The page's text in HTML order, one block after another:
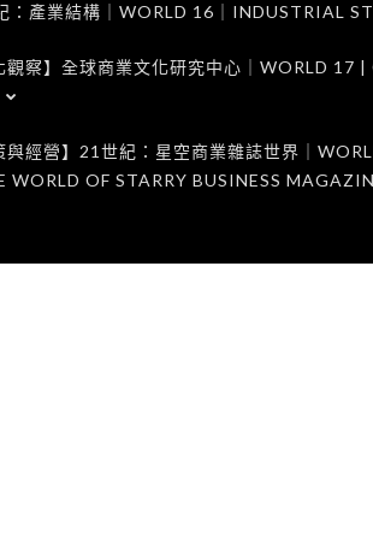
：產業結構｜WORLD 16｜INDUSTRIAL
觀察】全球商業文化研究中心｜WORLD 17
與經營】21世紀：星空商業雜誌世界｜
WORLD OF STARRY BUSINESS